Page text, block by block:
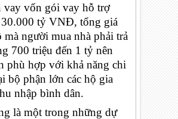
vay vốn gói vay hỗ trợ
30.000 tỷ VNĐ, tổng giá
mà người mua nhà phải trả
700 triệu đến 1 tỷ nên
phù hợp với khả năng chi
bộ phận lớn các hộ gia
nhập bình dân.
là một trong những dự